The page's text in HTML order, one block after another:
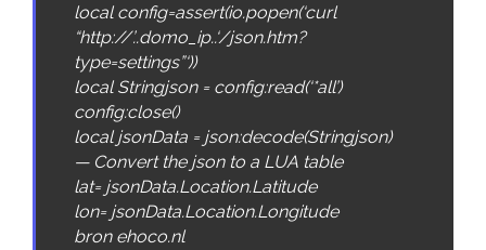
local config=assert(io.popen(‘curl
“http://’..domo_ip.‘/json.htm?
type=settings”‘))
local Stringjson= config:read(‘*all’)
config:close()
local jsonData = json:decode(Stringjson)
— Convert the json to a LUA table
lat= jsonData.Location.Latitude
lon= jsonData.Location.Longitude
bron ehoco.nl